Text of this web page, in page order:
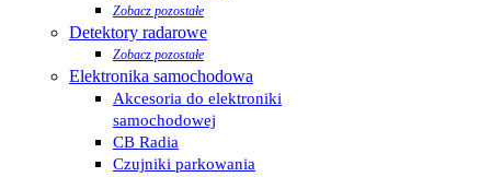
Zobacz pozostałe
Detektory radarowe
Zobacz pozostałe
Elektronika samochodowa
Akcesoria do elektroniki
samochodowej
CB Radia
Czujniki parkowania